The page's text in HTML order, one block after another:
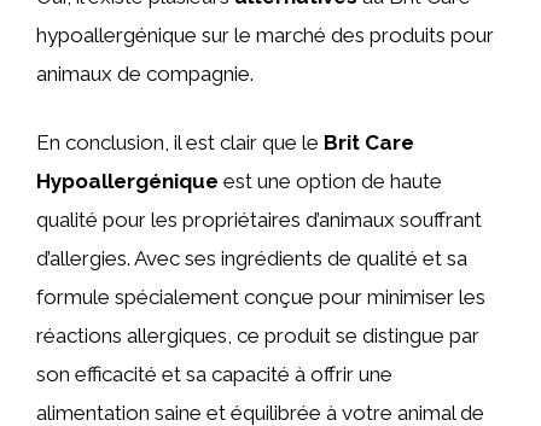
hypoallergénique sur le marché des produits pour
animaux de compagnie.
En conclusion, il est clair que le Brit Care
Hypoallergénique est une option de haute
qualité pour les propriétaires d’animaux souffrant
d’allergies. Avec ses ingrédients de qualité et sa
formule spécialement conçue pour minimiser les
réactions allergiques, ce produit se distingue par
son efficacité et sa capacité à offrir une
alimentation saine et équilibrée à votre animal de